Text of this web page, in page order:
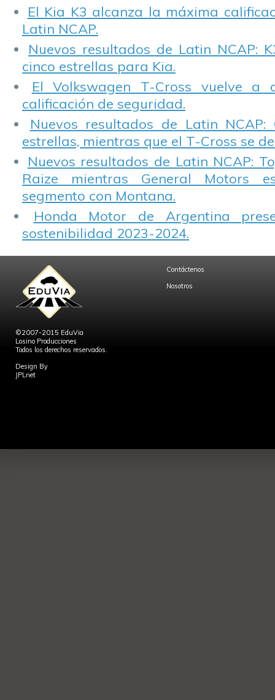
El Kia K3 alcanza la máxima
Latin NCAP.
Nuevos resultados de Latin NCAP:
cinco estrellas para Kia.
El Volkswagen T-Cross vuelve a
calificación de seguridad.
Nuevos resultados de Latin NCAP:
estrellas, mientras que el T-Cross se
Nuevos resultados de Latin NCAP:
Raize mientras General Motors
segmento con Montana.
Honda Motor de Argentina
sostenibilidad 2023-2024.
©2007-2015 EduVia
Losino Producciones
Todos los derechos reservados.
Design By
JPLnet
Contáctenos
Nosotros